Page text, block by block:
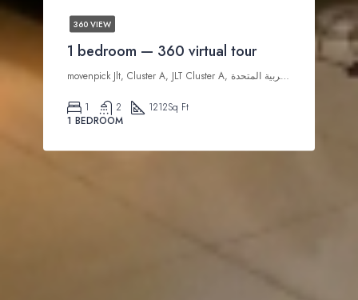
360 VIEW
1 bedroom — 360 virtual tour
movenpick Jlt, Cluster A, JLT Cluster A, تلال الإمارات, دبي, الإمارات العربية المتحدة
1 2 1212Sq Ft
1 BEDROOM